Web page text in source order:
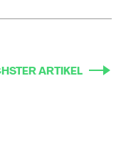
ARTIKEL